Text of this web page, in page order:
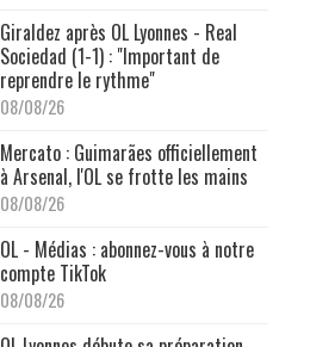
Giraldez après OL Lyonnes - Real
Sociedad (1-1) : "Important de
reprendre le rythme"
08/08/26
Mercato : Guimarães officiellement
à Arsenal, l'OL se frotte les mains
08/08/26
OL - Médias : abonnez-vous à notre
compte TikTok
08/08/26